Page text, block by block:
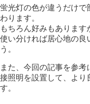
蛍光灯の色が違うだけで
わります。
もちろん好みもありま
使い分ければ居心地の良
う。
また、今回の記事を参
接照明を設置して、
より
す。